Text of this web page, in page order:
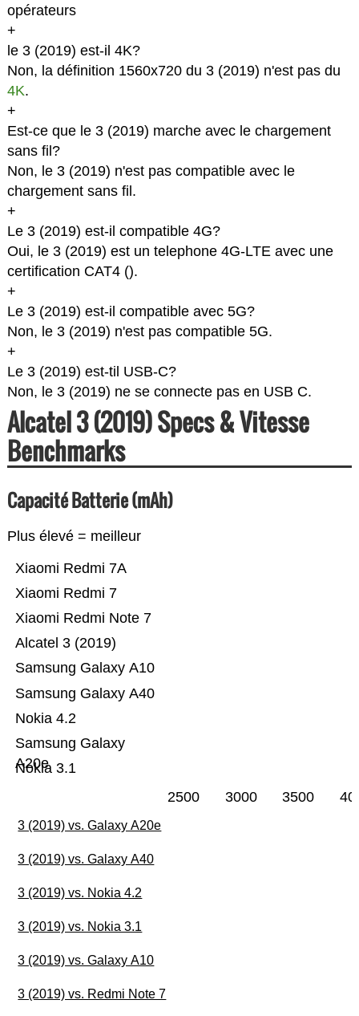
opérateurs
+
le 3 (2019) est-il 4K?
Non, la définition 1560x720 du 3 (2019) n'est pas du
4K.
+
Est-ce que le 3 (2019) marche avec le chargement
sans fil?
Non, le 3 (2019) n'est pas compatible avec le
chargement sans fil.
+
Le 3 (2019) est-il compatible 4G?
Oui, le 3 (2019) est un telephone 4G-LTE avec une
certification CAT4 ().
+
Le 3 (2019) est-il compatible avec 5G?
Non, le 3 (2019) n'est pas compatible 5G.
+
Le 3 (2019) est-til USB-C?
Non, le 3 (2019) ne se connecte pas en USB C.
Alcatel 3 (2019) Specs & Vitesse
Benchmarks
Capacité Batterie (mAh)
Plus élevé = meilleur
Nokia 3.1
Samsung Galaxy
A20e
Nokia 4.2
Samsung Galaxy A40
Samsung Galaxy A10
Alcatel 3 (2019)
Xiaomi Redmi Note 7
Xiaomi Redmi 7
Xiaomi Redmi 7A
2500 3000 3500
3 (2019) vs. Galaxy A20e
3 (2019) vs. Galaxy A40
3 (2019) vs. Nokia 4.2
3 (2019) vs. Nokia 3.1
3 (2019) vs. Galaxy A10
3 (2019) vs. Redmi Note 7